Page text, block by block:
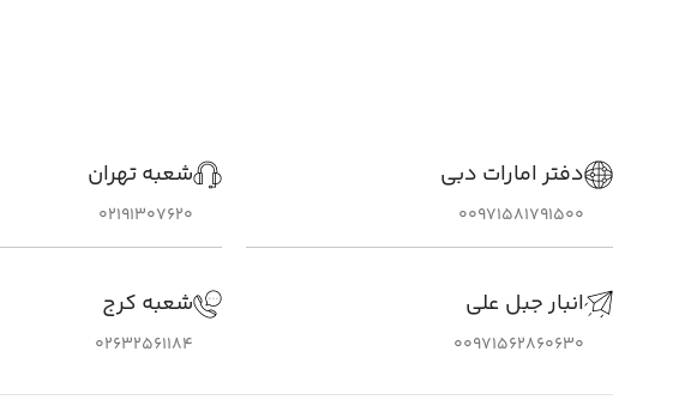
دفتر امارات دبی
00971581791500
انبار جبل علی
00971562860630
شعبه تهران
02191307620
شعبه کرج
02632561184